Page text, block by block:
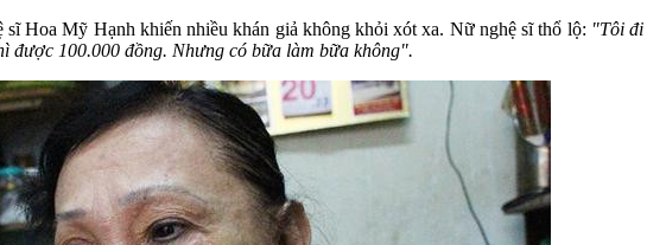
sĩ Hoa Mỹ Hạnh khiến nhiều khán giả không khỏi xót xa. Nữ nghệ sĩ thổ lộ: "Tôi đi
được 100.000 đồng. Nhưng có bữa làm bữa không".